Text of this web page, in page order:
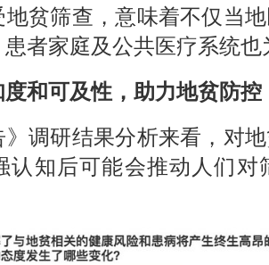
地贫筛查，意味着不仅当
者家庭及公共医疗系统
和可及性，助力地贫防控
研结果分析来看，对地
认知后可能会推动人们对